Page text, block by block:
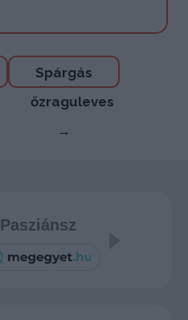
Spárgás
őzraguleves
→
Pasziánsz